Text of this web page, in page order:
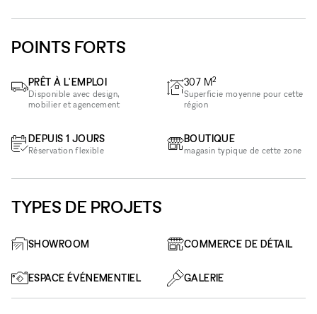
POINTS FORTS
PRÊT À L'EMPLOI
Disponible avec design,
mobilier et agencement
DEPUIS 1 JOURS
Réservation flexible
307 M2
Superficie moyenne pour cette
région
BOUTIQUE
magasin typique de cette zone
TYPES DE PROJETS
SHOWROOM COMMERCE DE DÉTAIL
ESPACE ÉVÉNEMENTIEL GALERIE